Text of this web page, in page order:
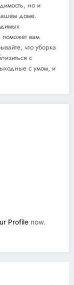
но и
доме.
поможет вам
что уборка
с
с умом, и
Profile now.